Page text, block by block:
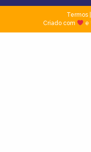
Termos|
Criado com
e